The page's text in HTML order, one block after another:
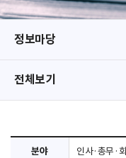
정보마당
전체보기
분야 인사·총무·